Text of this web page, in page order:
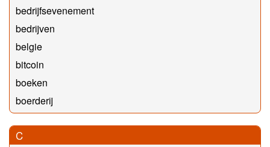
bedrijfsevenement
bedrijven
belgie
bitcoin
boeken
boerderij
C